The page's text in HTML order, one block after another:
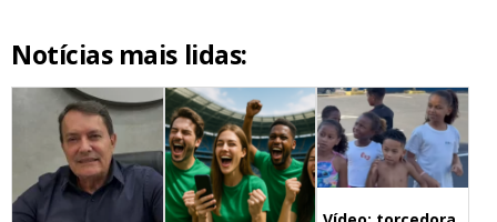
Notícias mais lidas: